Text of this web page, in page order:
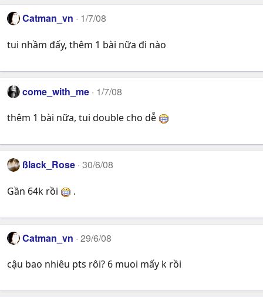
Catman_vn 1/7/08
tui nhầm đấy, thêm 1 bài nữa đi nào
come_with_me 1/7/08
thêm 1 bài nữa, tui double cho dễ
ßlack_Rose 30/6/08
Gần 64k rồi .
Catman_vn 29/6/08
cậu bao nhiêu pts rôi? 6 muoi mấy k rồi